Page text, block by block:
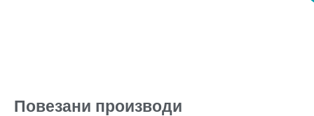
Повезани производи